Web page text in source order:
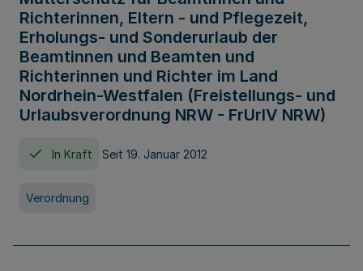
Richterinnen, Eltern - und Pflegezeit,
Erholungs- und Sonderurlaub der
Beamtinnen und Beamten und
Richterinnen und Richter im Land
Nordrhein-Westfalen (Freistellungs- und
Urlaubsverordnung NRW - FrUrlV NRW)
In Kraft Seit 19. Januar 2012
Verordnung